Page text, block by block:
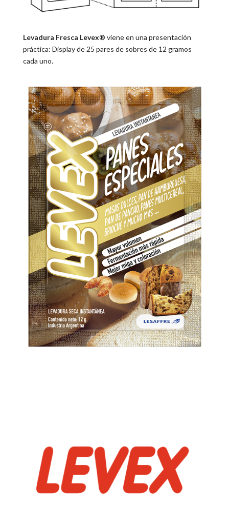
Levadura Fresca Levex® viene en una presentación
práctica: Display de 25 pares de sobres de 12 gramos
cada uno.